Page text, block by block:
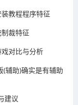
教程程序特征
裁特征
对比与分析
辅助)确实是有辅助
建议